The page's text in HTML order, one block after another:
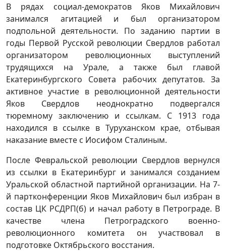
В рядах социал-демократов Яков Михайлович
занимался агитацией и был организатором
подпольной деятельности. По заданию партии в
годы Первой Русской революции Свердлов работал
организатором революционных выступлений
трудящихся на Урале, а также был главой
Екатеринбургского Совета рабочих депутатов. За
активное участие в революционной деятельности
Яков Свердлов неоднократно подвергался
тюремному заключению и ссылкам. С 1913 года
находился в ссылке в Туруханском крае, отбывая
наказание вместе с Иосифом Сталиным.
После Февральской революции Свердлов вернулся
из ссылки в Екатеринбург и занимался созданием
Уральской областной партийной организации. На 7-
й партконференции Яков Михайлович был избран в
состав ЦК РСДРП(б) и начал работу в Петрограде. В
качестве члена Петроградского военно-
революционного комитета он участвовал в
подготовке Октябрьского восстания.